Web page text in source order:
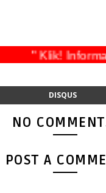
" Klik!
DISQUS
NO
POST A